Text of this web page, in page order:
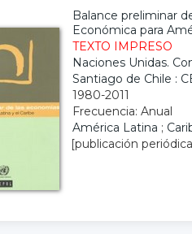
Balance preliminar
Económica para
TEXTO IMPRESO
Naciones Unidas.
Santiago de Chile :
1980-2011
Frecuencia: Anual
América Latina ;
[publicación